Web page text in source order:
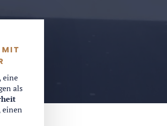
MIT
eine
als
einen